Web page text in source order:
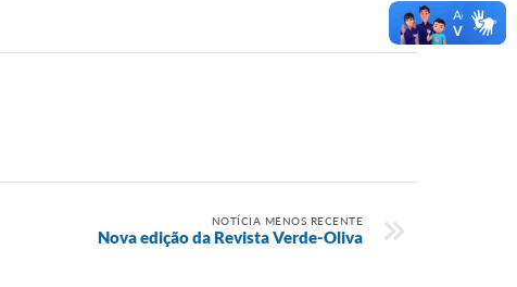
NOTÍCIA MENOS RECENTE
Nova edição da Revista Verde-Oliva